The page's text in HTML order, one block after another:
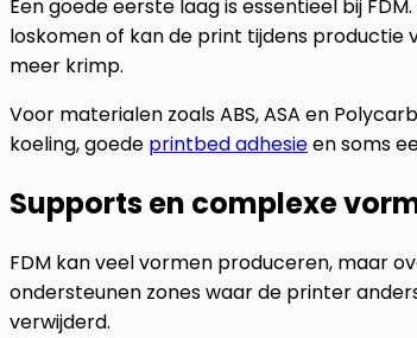
Een goede eerste laag is essentieel bij
loskomen of kan de print tijdens
meer krimp.
Voor materialen zoals ABS, ASA en
koeling, goede printbed adhesieen soms
Supports en complexe
FDM kan veel vormen produceren, maar
ondersteunen zones waar de printer
verwijderd.